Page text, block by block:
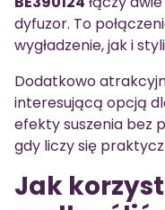
dyfuzor. To
wygładzenie, jak i
Dodatkowo
interesującą opcją
efekty suszenia bez
gdy liczy się
Jak